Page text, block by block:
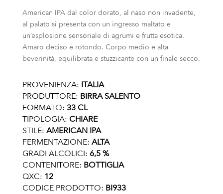
American IPA dal color dorato, al naso non invadente,
al palato si presenta con un ingresso maltato e
un’esplosione sensoriale di agrumi e frutta esotica.
Amaro deciso e rotondo. Corpo medio e alta
beverinità, equilibrata e stuzzicante con un finale secco.
PROVENIENZA: ITALIA
PRODUTTORE: BIRRA SALENTO
FORMATO: 33 CL
TIPOLOGIA: CHIARE
STILE: AMERICAN IPA
FERMENTAZIONE: ALTA
GRADI ALCOLICI: 6,5 %
CONTENITORE: BOTTIGLIA
QXC: 12
CODICE PRODOTTO: BI933